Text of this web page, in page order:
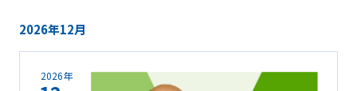
2026年12月
2026年